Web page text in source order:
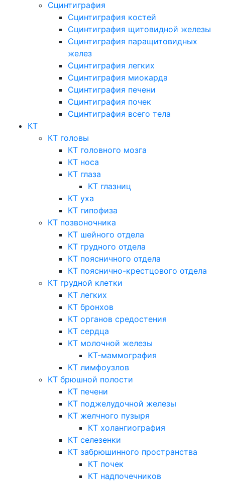
Сцинтиграфия
Сцинтиграфия костей
Сцинтиграфия щитовидной железы
Сцинтиграфия паращитовидных
желез
Сцинтиграфия легких
Сцинтиграфия миокарда
Сцинтиграфия печени
Сцинтиграфия почек
Сцинтиграфия всего тела
КТ
КТ головы
КТ головного мозга
КТ носа
КТ глаза
КТ глазниц
КТ уха
КТ гипофиза
КТ позвоночника
КТ шейного отдела
КТ грудного отдела
КТ поясничного отдела
КТ пояснично-крестцового отдела
КТ грудной клетки
КТ легких
КТ бронхов
КТ органов средостения
КТ сердца
КТ молочной железы
КТ-маммография
КТ лимфоузлов
КТ брюшной полости
КТ печени
КТ поджелудочной железы
КТ желчного пузыря
КТ холангиография
КТ селезенки
КТ забрюшинного пространства
КТ почек
КТ надпочечников